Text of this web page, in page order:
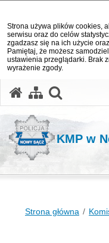
Strona używa plików cookies,
serwisu oraz do celów
zgadzasz się na ich użycie
Pamiętaj, że możesz
ustawienia przeglądarki. Brak
wyrażenie zgody.
KMP w
Strona główna